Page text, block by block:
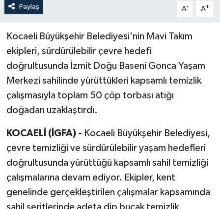
Paylaş A- A+
Kocaeli Büyükşehir Belediyesi'nin Mavi Takım
ekipleri, sürdürülebilir çevre hedefi
doğrultusunda İzmit Doğu Baseni Gonca Yaşam
Merkezi sahilinde yürüttükleri kapsamlı temizlik
çalışmasıyla toplam 50 çöp torbası atığı
doğadan uzaklaştırdı.
KOCAELİ (İGFA) - Kocaeli Büyükşehir Belediyesi,
çevre temizliği ve sürdürülebilir yaşam hedefleri
doğrultusunda yürüttüğü kapsamlı sahil temizliği
çalışmalarına devam ediyor. Ekipler, kent
genelinde gerçekleştirilen çalışmalar kapsamında
sahil şeritlerinde adeta dip bucak temizlik